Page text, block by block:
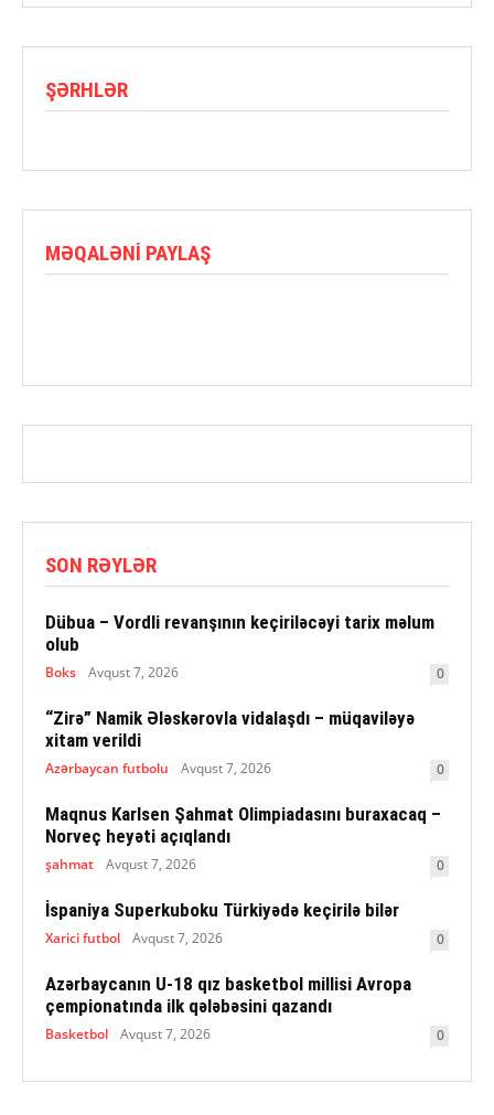
ŞƏRHLƏR
MƏQALƏNI PAYLAŞ
SON RƏYLƏR
Dübua – Vordli revanşının keçiriləcəyi tarix məlum
olub
Boks Avqust 7, 2026 0
“Zirə” Namik Ələskərovla vidalaşdı – müqaviləyə
xitam verildi
Azərbaycan futbolu Avqust 7, 2026 0
Maqnus Karlsen Şahmat Olimpiadasını buraxacaq –
Norveç heyəti açıqlandı
şahmat Avqust 7, 2026 0
İspaniya Superkuboku Türkiyədə keçirilə bilər
Xarici futbol Avqust 7, 2026 0
Azərbaycanın U-18 qız basketbol millisi Avropa
çempionatında ilk qələbəsini qazandı
Basketbol Avqust 7, 2026 0